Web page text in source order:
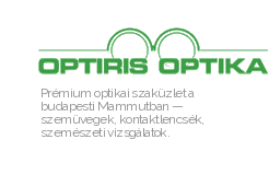
Prémium optikai szaküzlet a
budapesti Mammutban —
szemüvegek, kontaktlencsék,
szemészeti vizsgálatok.